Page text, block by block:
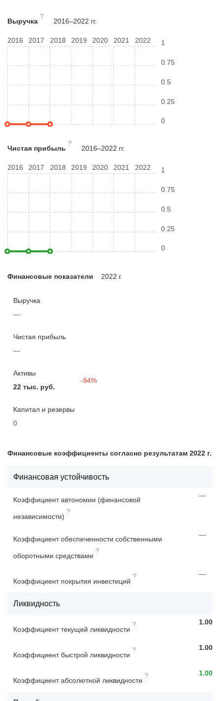
Выручка
?
2016–2022 гг.
2016 2017 2018 2019 2020 2021 2022
0
0.25
0.5
0.75
1
Чистая прибыль
?
2016–2022 гг.
2016 2017 2018 2019 2020 2021 2022
0
0.25
0.5
0.75
1
Финансовые показатели 2022 г.
Выручка
—
Чистая прибыль
—
Активы
22 тыс. руб.
-94%
Капитал и резервы
0
Финансовые коэффициенты согласно результатам 2022 г.
Финансовая устойчивость
Коэффициент автономии (финансовой
независимости)
?
—
Коэффициент обеспеченности собственными
оборотными средствами
?
—
Коэффициент покрытия инвестиций
? —
Ликвидность
Коэффициент текущей ликвидности
? 1.00
Коэффициент быстрой ликвидности
? 1.00
Коэффициент абсолютной ликвидности
? 1.00